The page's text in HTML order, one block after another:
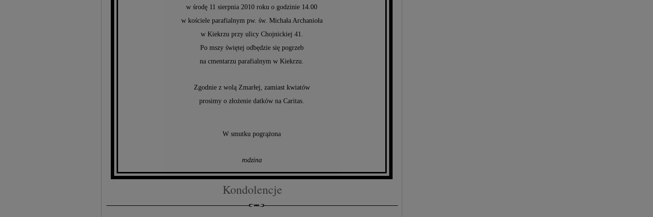
w środę 11 sierpnia 2010 roku o godzinie 14.00
w kościele parafialnym pw. św. Michała Archanioła
w Kiekrzu przy ulicy Chojnickiej 41.
Po mszy świętej odbędzie się pogrzeb
na cmentarzu parafialnym w Kiekrzu.
Zgodnie z wolą Zmarłej, zamiast kwiatów
prosimy o złożenie datków na Caritas.
W smutku pogrążona
rodzina
Kondolencje